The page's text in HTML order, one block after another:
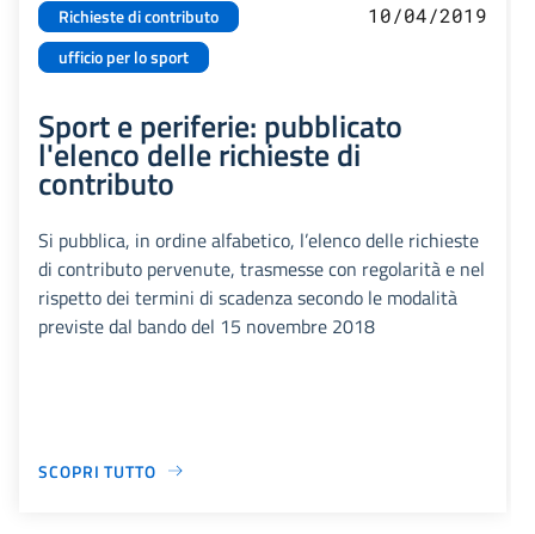
Richieste di contributo
ufficio per lo sport
10/04/2019
Sport e periferie: pubblicato
l'elenco delle richieste di
contributo
Si pubblica, in ordine alfabetico, l’elenco delle richieste
di contributo pervenute, trasmesse con regolarità e nel
rispetto dei termini di scadenza secondo le modalità
previste dal bando del 15 novembre 2018
SCOPRI TUTTO